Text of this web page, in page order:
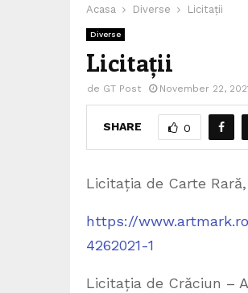
Acasa Diverse Licitații
Diverse
Licitații
de GT Post November 22,
SHARE 0
Licitația de Carte
https://
4262021-1
Licitația de Crăciun –